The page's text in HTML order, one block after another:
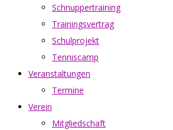
Schnuppertraining
Trainingsvertrag
Schulprojekt
Tenniscamp
Veranstaltungen
Termine
Verein
Mitgliedschaft